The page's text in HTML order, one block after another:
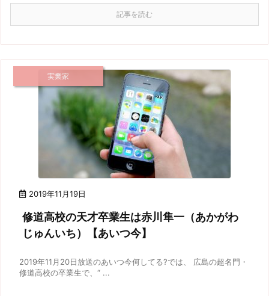
記事を読む
2019年11月19日
実業家
修道高校の天才卒業生は赤川隼一（あかがわ
じゅんいち）【あいつ今】
2019年11月20日放送のあいつ今何してる?では、 広島の超名門・
修道高校の卒業生で、“ ...